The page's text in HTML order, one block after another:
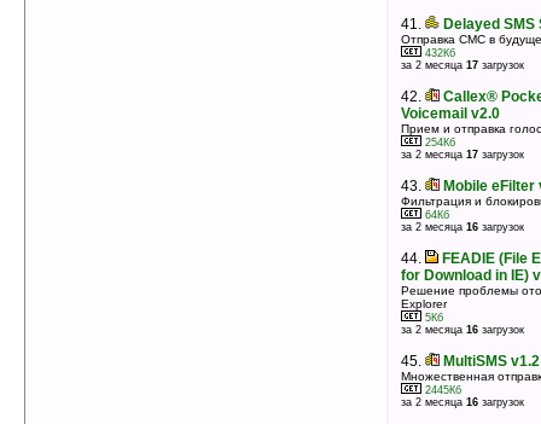
41. Delayed
Отправка СМС в
432Кб
за 2 месяца 17 загрузок
42.
Callex®
Voicemail v2.0
Прием и отправка
254Кб
за 2 месяца 17 загрузок
43. Mobile eFilter
Фильтрация и
64Кб
за 2 месяца 16 загрузок
44.
FEADIE (File
for Download in IE)
Решение проблемы
Explorer
5Кб
за 2 месяца 16 загрузок
45. MultiSMS
Множественная
2445Кб
за 2 месяца 16 загрузок